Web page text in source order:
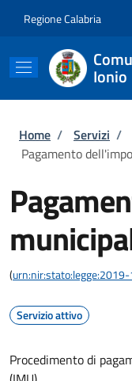
Regione Calabria
Ionio
Briciole
Home / Servizi /
Pagamento
(
Servizio attivo
Procedimento di